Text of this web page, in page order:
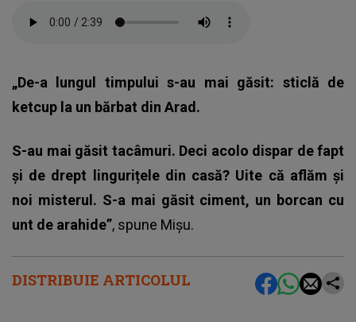
DISTRIBUIE ARTICOLUL
„De-a lungul timpului s-au mai găsit: sticlă de
ketcup la un bărbat din Arad.
S-au mai găsit tacâmuri. Deci acolo dispar de fapt
și de drept lingurițele din casă? Uite că aflăm și
noi misterul. S-a mai găsit ciment, un borcan cu
unt de arahide”, spune Mișu.